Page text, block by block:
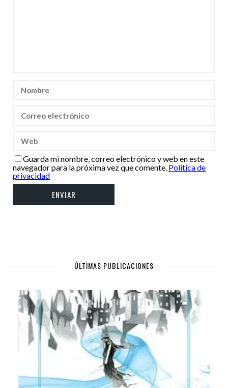
Guarda mi nombre, correo electrónico y web en este
navegador para la próxima vez que comente. Política de
privacidad
ÚLTIMAS PUBLICACIONES